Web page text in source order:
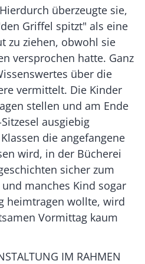
überzeugte sie,
Griffel spitzt" als eine
zu ziehen, obwohl sie
versprochen hatte. Ganz
über die
vermittelt. Die Kinder
stellen und am Ende
ausgiebig
die angefangene
wird, in der Bücherei
sicher zum
manches Kind sogar
heimtragen wollte, wird
Vormittag kaum
IM RAHMEN